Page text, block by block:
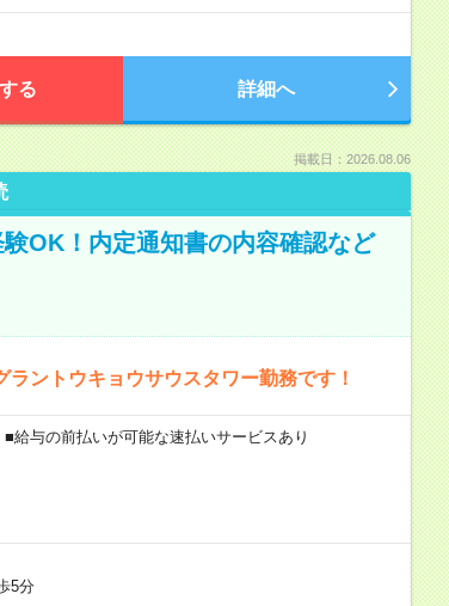
る 詳細へ
掲載日：2026.08.06
OK！内定通知書の内容確認など
ントウキョウサウスタワー勤務です！
与の前払いが可能な速払いサービスあり
5分